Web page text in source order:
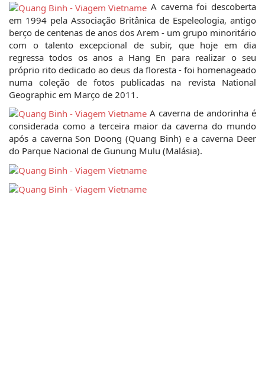
A caverna foi descoberta
em 1994 pela Associação Britânica de Espeleologia, antigo
berço de centenas de anos dos Arem - um grupo minoritário
com o talento excepcional de subir, que hoje em dia
regressa todos os anos a Hang En para realizar o seu
próprio rito dedicado ao deus da floresta - foi homenageado
numa coleção de fotos publicadas na revista National
Geographic em Março de 2011.
A caverna de andorinha é
considerada como a terceira maior da caverna do mundo
após a caverna Son Doong (Quang Binh) e a caverna Deer
do Parque Nacional de Gunung Mulu (Malásia).